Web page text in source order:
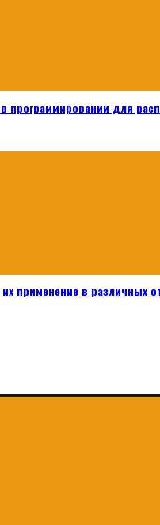
программировании для
применение в различных